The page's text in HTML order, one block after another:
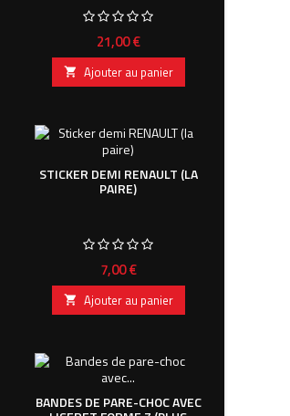
Prix
21,00 €
 Ajouter au panier
STICKER DEMI RENAULT (LA
PAIRE)
Prix
7,00 €
 Ajouter au panier
BANDES DE PARE-CHOC AVEC